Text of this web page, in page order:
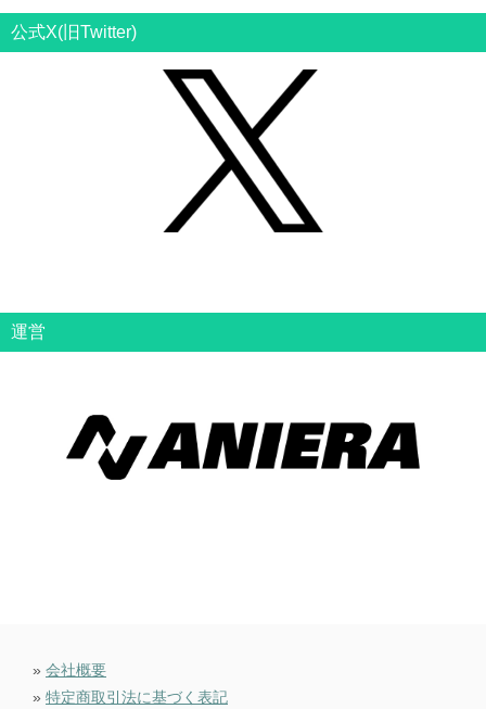
公式X(旧Twitter)
運営
» 会社概要
» 特定商取引法に基づく表記